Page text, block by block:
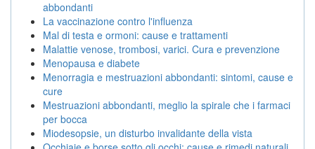
abbondanti
La vaccinazione contro l'influenza
Mal di testa e ormoni: cause e trattamenti
Malattie venose, trombosi, varici. Cura e prevenzione
Menopausa e diabete
Menorragia e mestruazioni abbondanti: sintomi, cause e
cure
Mestruazioni abbondanti, meglio la spirale che i farmaci
per bocca
Miodesopsie, un disturbo invalidante della vista